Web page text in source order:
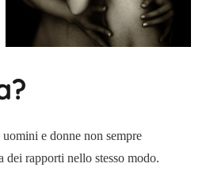
e donne non sempre
dei rapporti nello stesso modo.